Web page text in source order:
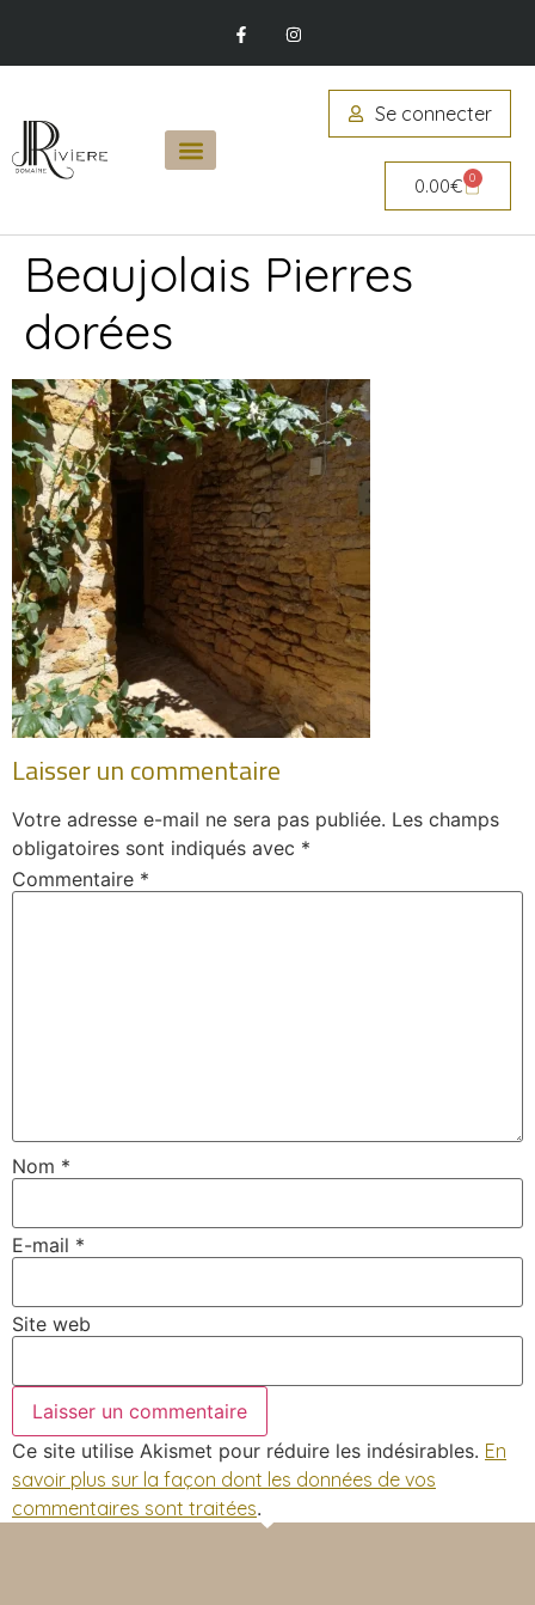
Se connecter
0.00€ 0
Beaujolais Pierres
dorées
Laisser un commentaire
Votre adresse e-mail ne sera pas publiée. Les champs
obligatoires sont indiqués avec *
Commentaire *
Nom *
E-mail *
Site web
Ce site utilise Akismet pour réduire les indésirables. En
savoir plus sur la façon dont les données de vos
commentaires sont traitées.